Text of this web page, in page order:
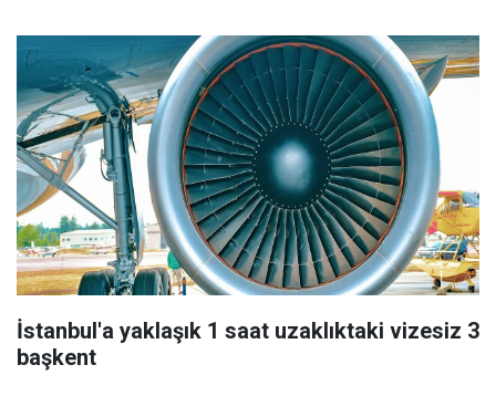
İstanbul'a yaklaşık 1 saat uzaklıktaki vizesiz 3
başkent